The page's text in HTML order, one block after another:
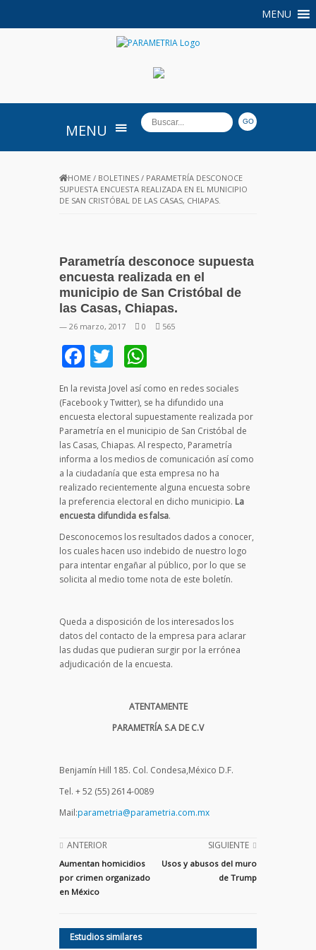
MENU
PARAMETRIA
MENU
HOME / BOLETINES / PARAMETRÍA DESCONOCE
SUPUESTA ENCUESTA REALIZADA EN EL MUNICIPIO
DE SAN CRISTÓBAL DE LAS CASAS, CHIAPAS.
Parametría desconoce supuesta
encuesta realizada en el
municipio de San Cristóbal de
las Casas, Chiapas.
— 26 marzo, 2017 0 565
Facebook
Twitter
En la revista Jovel así como en redes sociales
(Facebook y Twitter), se ha difundido una
encuesta electoral supuestamente realizada por
Parametría en el municipio de San Cristóbal de
las Casas, Chiapas. Al respecto, Parametría
informa a los medios de comunicación así como
a la ciudadanía que esta empresa no ha
realizado recientemente alguna encuesta sobre
la preferencia electoral en dicho municipio. La
encuesta difundida es falsa.
Desconocemos los resultados dados a conocer,
los cuales hacen uso indebido de nuestro logo
para intentar engañar al público, por lo que se
solicita al medio tome nota de este boletín.
Queda a disposición de los interesados los
datos del contacto de la empresa para aclarar
las dudas que pudieran surgir por la errónea
adjudicación de la encuesta.
ATENTAMENTE
PARAMETRÍA S.A DE C.V
Benjamín Hill 185. Col. Condesa,México D.F.
Tel. + 52 (55) 2614-0089
Mail:parametria@parametria.com.mx
ANTERIOR
Aumentan homicidios
por crimen organizado
en México
SIGUIENTE
Usos y abusos del muro
de Trump
Estudios similares